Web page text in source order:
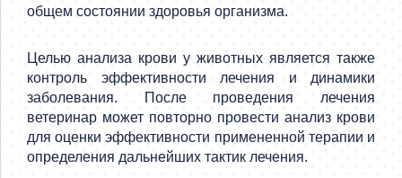
общем состоянии здоровья организма.
Целью анализа крови у животных является также
контроль эффективности лечения и динамики
заболевания. После проведения лечения
ветеринар может повторно провести анализ крови
для оценки эффективности примененной терапии и
определения дальнейших тактик лечения.